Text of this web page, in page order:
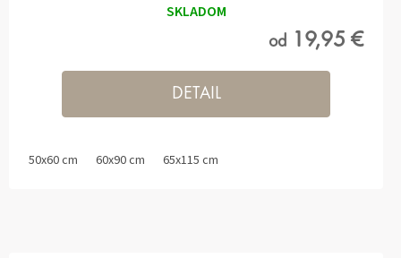
SKLADOM
od 19,95 €
DETAIL
50x60 cm 60x90 cm 65x115 cm